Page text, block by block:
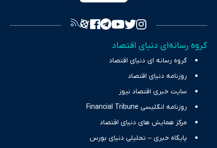
تصویری شفاف از واقعیت‌های اقتصادی ارائه دهد. ما در اکوایران با
چالش‌های فقر و بیکاری را جست‌وجو کرده و در کنار تحلیل آمارها،
نیازهای خبری مخاطبان در حوزه‌های اثرگذار بر اقتصاد را با رویکردی
حرفه‌ای و روزآمد پوشش می‌دهیم.
گروه رسانه‌ای دنیای اقتصاد
گروه رسانه ای دنیای اقتصاد
روزنامه دنیای اقتصاد
سایت خبری اقتصاد نیوز
روزنامه انگلیسی Financial Tribune
مرکز همایش های دنیای اقتصاد
پایگاه خبری – تحلیلی دنیای بورس